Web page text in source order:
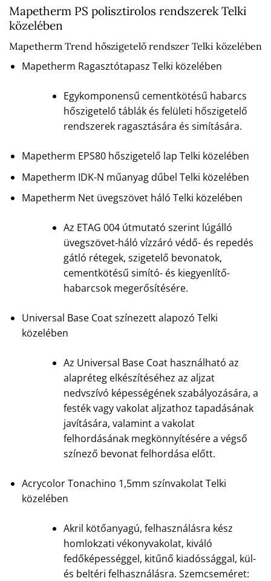
Mapetherm PS polisztirolos rendszerek Telki
közelében
Mapetherm Trend hőszigetelő rendszer Telki közelében
Mapetherm Ragasztótapasz Telki közelében
Egykomponensű cementkötésű habarcs
hőszigetelő táblák és felületi hőszigetelő
rendszerek ragasztására és simítására.
Mapetherm EPS80 hőszigetelő lap Telki közelében
Mapetherm IDK-N műanyag dűbel Telki közelében
Mapetherm Net üvegszövet háló Telki közelében
Az ETAG 004 útmutató szerint lúgálló
üvegszövet-háló vízzáró védő- és repedés
gátló rétegek, szigetelő bevonatok,
cementkötésű simító- és kiegyenlítő-
habarcsok megerősítésére.
Universal Base Coat színezett alapozó Telki
közelében
Az Universal Base Coat használható az
alapréteg elkészítéséhez az aljzat
nedvszívó képességének szabályozására, a
festék vagy vakolat aljzathoz tapadásának
javítására, valamint a vakolat
felhordásának megkönnyítésére a végső
színező bevonat felhordása előtt.
Acrycolor Tonachino 1,5mm színvakolat Telki
közelében
Akril kötőanyagú, felhasználásra kész
homlokzati vékonyvakolat, kiváló
fedőképességgel, kitűnő kiadóssággal, kül-
és beltéri felhasználásra. Szemcseméret: